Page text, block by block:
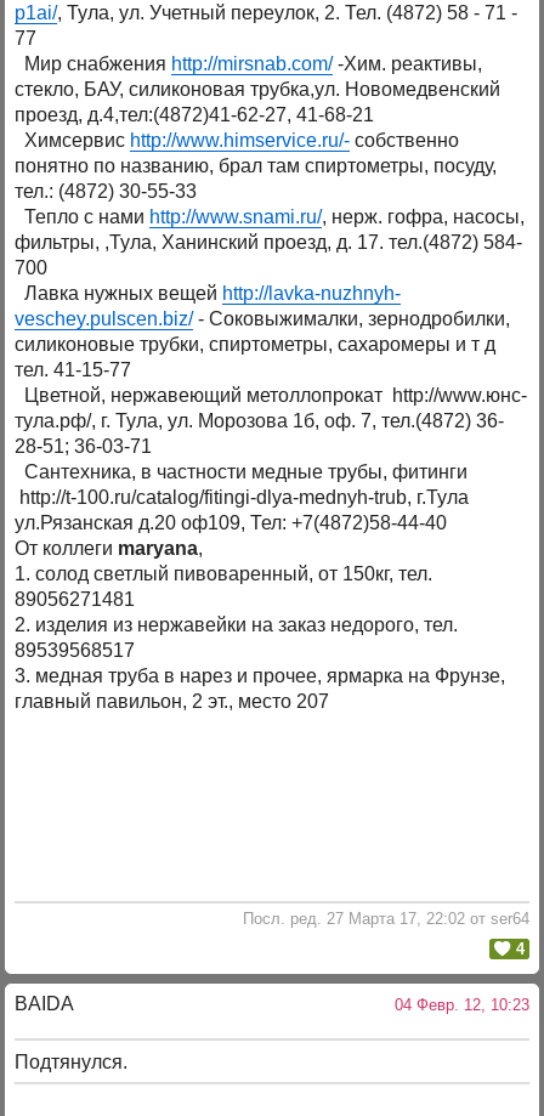
p1ai/, Тула, ул. Учетный переулок, 2. Тел. (4872) 58 - 71 -
77
Мир снабжения http://mirsnab.com/-Хим. реактивы,
стекло, БАУ, силиконовая трубка,ул. Новомедвенский
проезд, д.4,тел:(4872)41-62-27, 41-68-21
Химсервис http://www.himservice.ru/- собственно
понятно по названию, брал там спиртометры, посуду,
тел.: (4872) 30-55-33
Тепло с нами http://www.snami.ru/, нерж. гофра, насосы,
фильтры, ,Тула, Ханинский проезд, д. 17. тел.(4872) 584-
700
Лавка нужных вещей http://lavka-nuzhnyh-
veschey.pulscen.biz/- Соковыжималки, зернодробилки,
силиконовые трубки, спиртометры, сахаромеры и т д
тел. 41-15-77
Цветной, нержавеющий метоллопрокат http://www.юнс-
тула.рф/, г. Тула, ул. Морозова 1б, оф. 7, тел.(4872) 36-
28-51; 36-03-71
Сантехника, в частности медные трубы, фитинги
http://t-100.ru/catalog/fitingi-dlya-mednyh-trub, г.Тула
ул.Рязанская д.20 оф109, Тел: +7(4872)58-44-40
От коллеги maryana,
1. солод светлый пивоваренный, от 150кг, тел.
89056271481
2. изделия из нержавейки на заказ недорого, тел.
89539568517
3. медная труба в нарез и прочее, ярмарка на Фрунзе,
главный павильон, 2 эт., место 207
Посл. ред. 27 Марта 17, 22:02 от ser64
4
BAIDA 04 Февр. 12, 10:23
Подтянулся.